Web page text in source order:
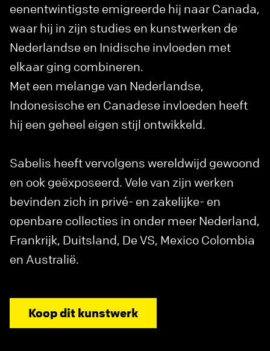
eenentwintigste emigreerde hij naar Canada,
waar hij in zijn studies en kunstwerken de
Nederlandse en Inidische invloeden met
elkaar ging combineren.
Met een melange van Nederlandse,
Indonesische en Canadese invloeden heeft
hij een geheel eigen stijl ontwikkeld.
Sabelis heeft vervolgens wereldwijd gewoond
en ook geëxposeerd. Vele van zijn werken
bevinden zich in privé- en zakelijke- en
openbare collecties in onder meer Nederland,
Frankrijk, Duitsland, De VS, Mexico Colombia
en Australië.
Koop dit kunstwerk